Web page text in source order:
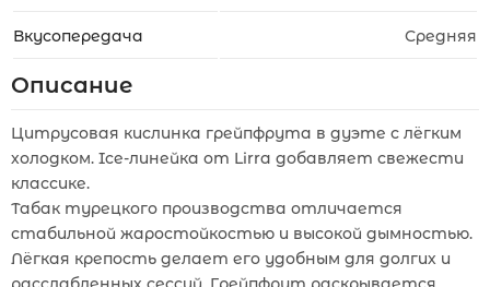
Вкусопередача Средняя
Описание
Цитрусовая кислинка грейпфрута в дуэте с лёгким
холодком. Ice-линейка от Lirra добавляет свежести
классике.
Табак турецкого производства отличается
стабильной жаростойкостью и высокой дымностью.
Лёгкая крепость делает его удобным для долгих и